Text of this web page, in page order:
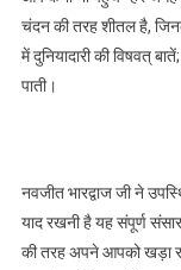
चंदन की तरह शीतल है,
में दुनियादारी की विषवत्
पाती।
नवजीत भारद्वाज जी ने
याद रखनी है यह संपूर्ण
की तरह अपने आपको खड़ा